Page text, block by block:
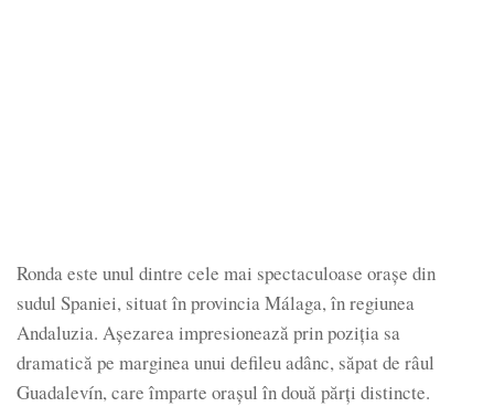
Ronda este unul dintre cele mai spectaculoase orașe din
sudul Spaniei, situat în provincia Málaga, în regiunea
Andaluzia. Așezarea impresionează prin poziția sa
dramatică pe marginea unui defileu adânc, săpat de râul
Guadalevín, care împarte orașul în două părți distincte.